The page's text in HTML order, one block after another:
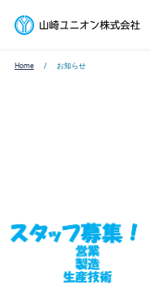
Home お知らせ